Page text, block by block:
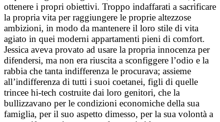
ottenere i propri obiettivi. Troppo indaffarati a sacrificare
la propria vita per raggiungere le proprie altezzose
ambizioni, in modo da mantenere il loro stile di vita
agiato in quei moderni appartamenti pieni di comfort.
Jessica aveva provato ad usare la propria innocenza per
difendersi, ma non era riuscita a sconfiggere l’odio e la
rabbia che tanta indifferenza le procurava; assieme
all’indifferenza di tutti i suoi coetanei, figli di quelle
trincee hi-tech costruite dai loro genitori, che la
bullizzavano per le condizioni economiche della sua
famiglia, per il suo aspetto dimesso, per la sua volontà a